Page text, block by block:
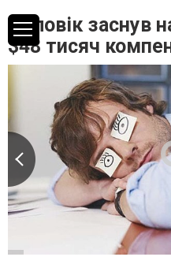
Чоловік заснув
$48 тисяч